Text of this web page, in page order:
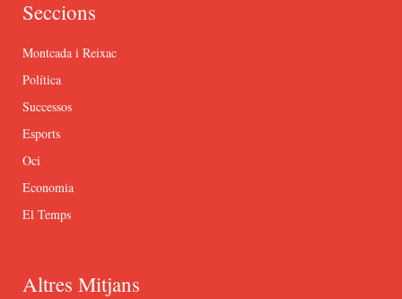
Seccions
Montcada i Reixac
Política
Successos
Esports
Oci
Economia
El Temps
Altres Mitjans